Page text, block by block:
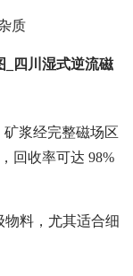
质
_四川湿式逆流磁
浆经完整磁场区
回收率可达 98%
物料，尤其适合细